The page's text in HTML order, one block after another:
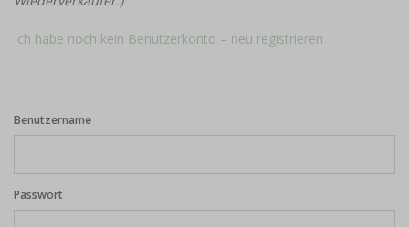
Ich habe noch kein Benutzerkonto – neu registrieren
Benutzername
Passwort